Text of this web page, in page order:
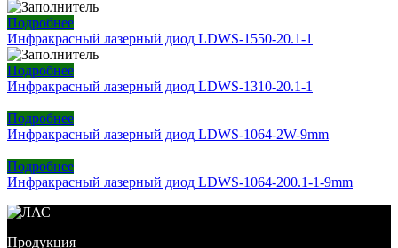
Подробнее
Инфракрасный лазерный диод LDWS-1550-20.1-1
Подробнее
Инфракрасный лазерный диод LDWS-1310-20.1-1
Подробнее
Инфракрасный лазерный диод LDWS-1064-2W-9mm
Подробнее
Инфракрасный лазерный диод LDWS-1064-200.1-1-9mm
Продукция